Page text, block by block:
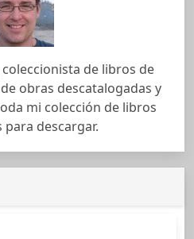
coleccionista de libros de
obras descatalogadas y
mi colección de libros
descargar.